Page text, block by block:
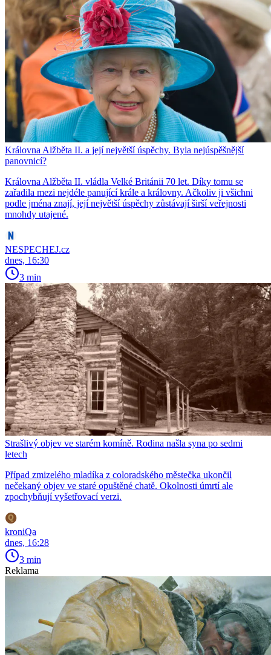
Královna Alžběta II. a její největší úspěchy. Byla nejúspěšnější
panovnicí?
Královna Alžběta II. vládla Velké Británii 70 let. Díky tomu se
zařadila mezi nejdéle panující krále a královny. Ačkoliv ji všichni
podle jména znají, její největší úspěchy zůstávají širší veřejnosti
mnohdy utajené.
NESPECHEJ.cz
dnes, 16:30
3 min
Strašlivý objev ve starém komíně. Rodina našla syna po sedmi
letech
Případ zmizelého mladíka z coloradského městečka ukončil
nečekaný objev ve staré opuštěné chatě. Okolnosti úmrtí ale
zpochybňují vyšetřovací verzi.
kroniQa
dnes, 16:28
3 min
Reklama